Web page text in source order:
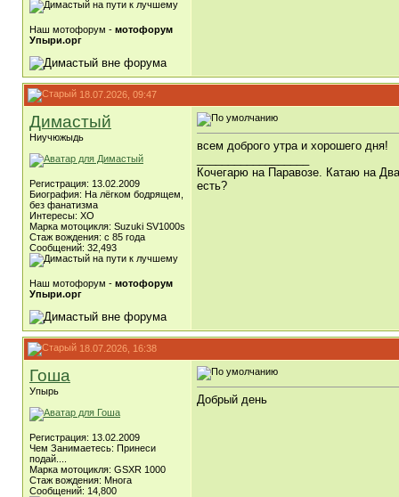
Наш мотофорум - мотофорум
Упыри.орг
18.07.2026, 09:47
Димастый
Ниучюжыдь
Регистрация: 13.02.2009
Биография: На лёгком бодрящем,
без фанатизма
Интересы: ХО
Марка мотоцикля: Suzuki SV1000s
Стаж вождения: с 85 года
Сообщений: 32,493
Наш мотофорум - мотофорум
Упыри.орг
всем доброго утра и хорошего дня!
Кочегарю на Паравозе. Катаю на
есть?
18.07.2026, 16:38
Гоша
Упырь
Регистрация: 13.02.2009
Чем Занимаетесь: Принеси
подай....
Марка мотоцикля: GSXR 1000
Стаж вождения: Многа
Сообщений: 14,800
Добрый день